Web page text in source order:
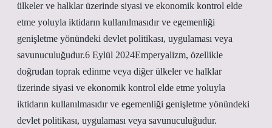
ülkeler ve halklar üzerinde siyasi ve ekonomik kontrol elde
etme yoluyla iktidarın kullanılmasıdır ve egemenliği
genişletme yönündeki devlet politikası, uygulaması veya
savunuculuğudur.6 Eylül 2024Emperyalizm, özellikle
doğrudan toprak edinme veya diğer ülkeler ve halklar
üzerinde siyasi ve ekonomik kontrol elde etme yoluyla
iktidarın kullanılmasıdır ve egemenliği genişletme yönündeki
devlet politikası, uygulaması veya savunuculuğudur.